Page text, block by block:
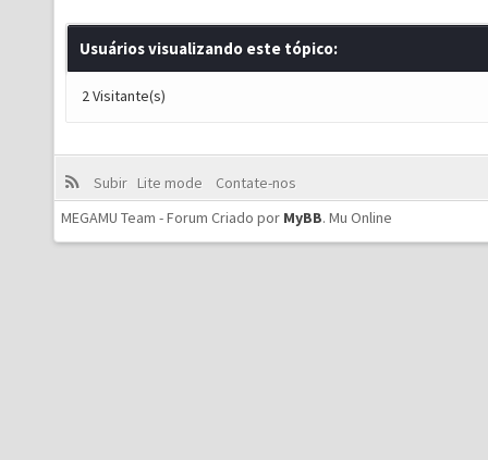
Usuários visualizando este tópico:
2 Visitante(s)
Subir Lite mode
Contate-nos
MEGAMU Team - Forum Criado por MyBB. Mu Online